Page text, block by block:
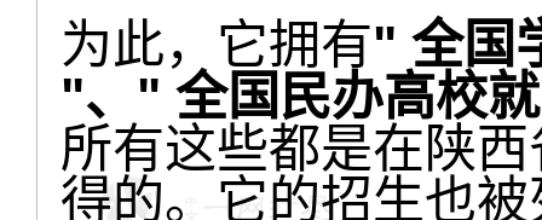
为此，它拥有" 全国
"、" 全国民办高校
所有这些都是在陕
得的。它的招生也